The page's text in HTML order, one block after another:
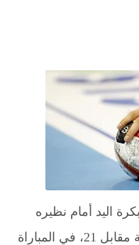
اليد أمام نظيره
المنتخب الكويتي، بنتيجة 23 نقطة مقابل 21، في المباراة